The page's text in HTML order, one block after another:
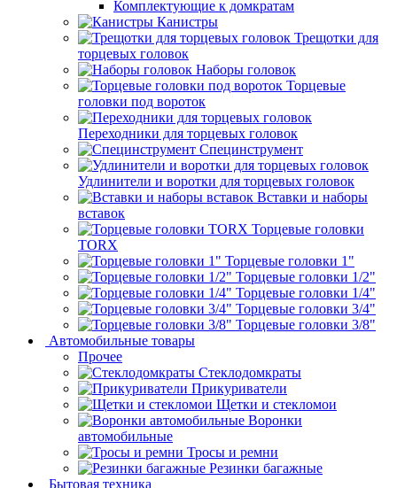
Комплектующие к домкратам
Канистры
Трещотки для
торцевых головок
Наборы головок
Торцевые
головки под вороток
Переходники для торцевых головок
Специнструмент
Удлинители и воротки для торцевых головок
Вставки и наборы
вставок
Торцевые головки
TORX
Торцевые головки 1"
Торцевые головки 1/2"
Торцевые головки 1/4"
Торцевые головки 3/4"
Торцевые головки 3/8"
Автомобильные товары
Прочее
Стеклодомкраты
Прикуриватели
Щетки и стекломои
Воронки
автомобильные
Тросы и ремни
Резинки багажные
Бытовая техника